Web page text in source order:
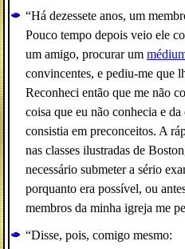
“Há dezessete anos, um
Pouco tempo depois veio ele
um amigo, procurar um
convincentes, e pediu-me que
Reconheci então que me não
coisa que eu não conhecia e
consistia em preconceitos. A
nas classes ilustradas de
necessário submeter a sério
porquanto era possível, ou
membros da minha igreja me
“Disse, pois, comigo mesmo: